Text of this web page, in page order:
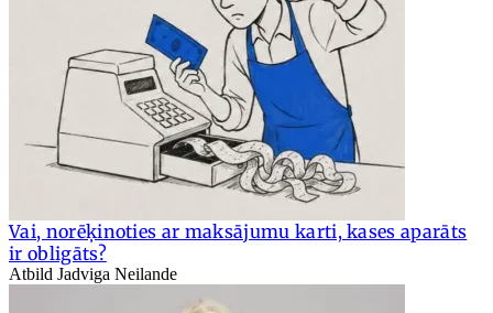
Vai, norēķinoties ar maksājumu karti, kases aparāts
ir obligāts?
Atbild Jadviga Neilande